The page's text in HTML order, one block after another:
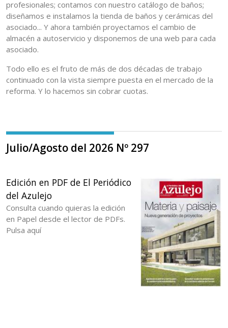
profesionales; contamos con nuestro catálogo de baños;
diseñamos e instalamos la tienda de baños y cerámicas del
asociado... Y ahora también proyectamos el cambio de
almacén a autoservicio y disponemos de una web para cada
asociado.
Todo ello es el fruto de más de dos décadas de trabajo
continuado con la vista siempre puesta en el mercado de la
reforma. Y lo hacemos sin cobrar cuotas.
Julio/Agosto del 2026 Nº 297
Edición en PDF de El Periódico
del Azulejo
Consulta cuando quieras la edición
en Papel desde el lector de PDFs.
Pulsa aquí